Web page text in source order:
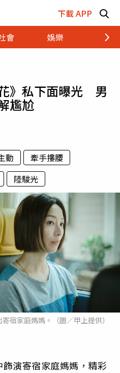
下載 APP
會 娛樂 財經
》私下面曝光 男
尷尬
動
牽手摟腰
陸駿光
宿家庭媽媽。（圖／甲上提供）
演寄宿家庭媽媽，精彩